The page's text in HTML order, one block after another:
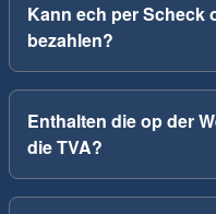
Kann ech per Scheck
bezahlen?
Enthalten die op der
die TVA?